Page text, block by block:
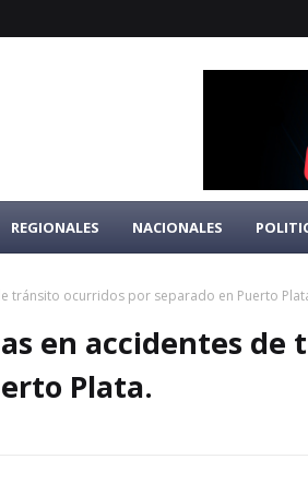
REGIONALES NACIONALES
tránsito ocurridos por separado en Puerto
en accidentes
Plata.